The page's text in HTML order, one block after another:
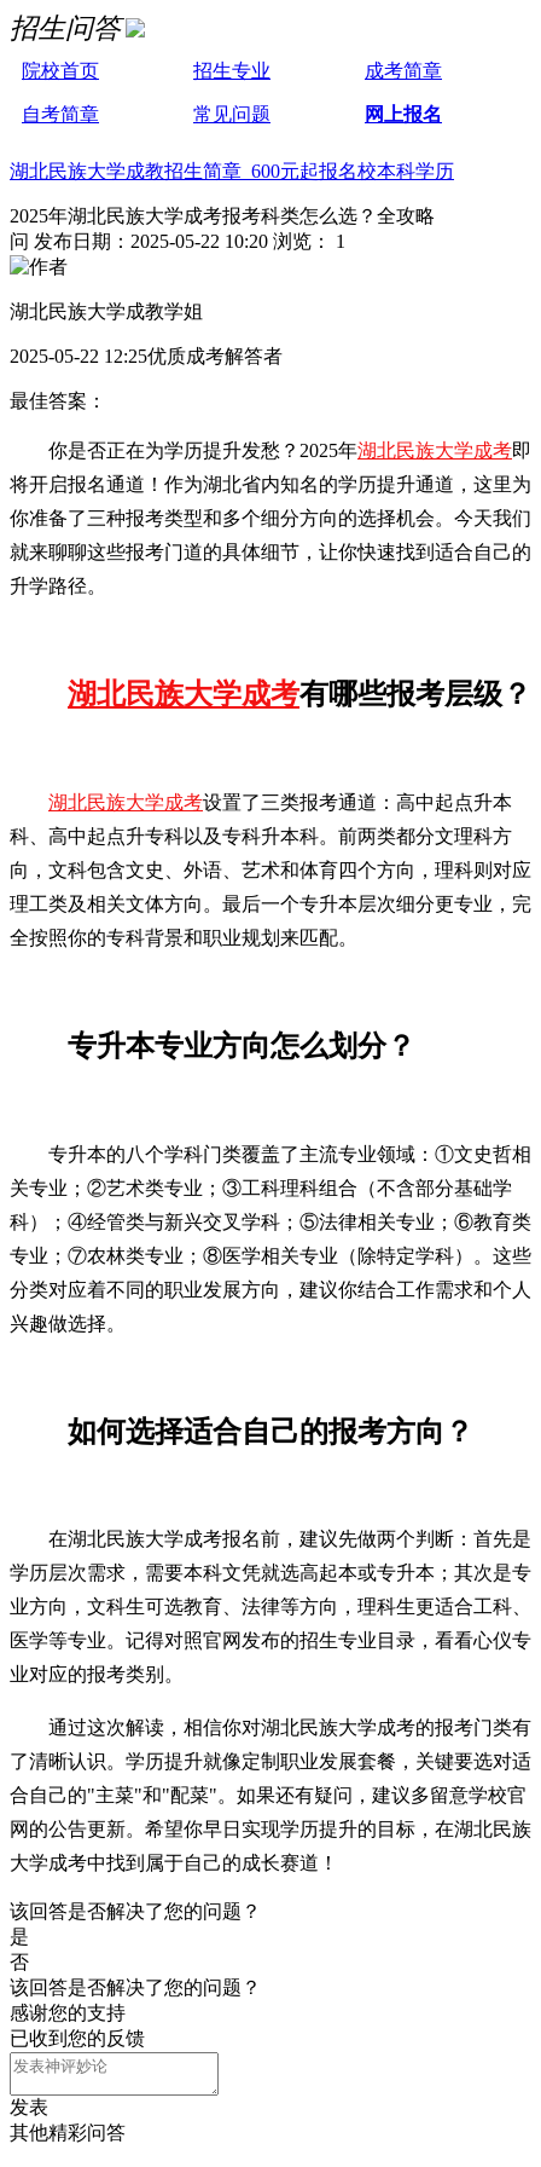
招生问答
院校首页 招生专业 成考简章
自考简章 常见问题 网上报名
湖北民族大学成教招生简章 600元起报名校本科学历
2025年湖北民族大学成考报考科类怎么选？全攻略
问 发布日期：2025-05-22 10:20 浏览： 1
湖北民族大学成教学姐
2025-05-22 12:25优质成考解答者
最佳答案：
你是否正在为学历提升发愁？2025年湖北民族大学成考即
将开启报名通道！作为湖北省内知名的学历提升通道，这里为
你准备了三种报考类型和多个细分方向的选择机会。今天我们
就来聊聊这些报考门道的具体细节，让你快速找到适合自己的
升学路径。
湖北民族大学成考有哪些报考层级？
湖北民族大学成考设置了三类报考通道：高中起点升本
科、高中起点升专科以及专科升本科。前两类都分文理科方
向，文科包含文史、外语、艺术和体育四个方向，理科则对应
理工类及相关文体方向。最后一个专升本层次细分更专业，完
全按照你的专科背景和职业规划来匹配。
专升本专业方向怎么划分？
专升本的八个学科门类覆盖了主流专业领域：①文史哲相
关专业；②艺术类专业；③工科理科组合（不含部分基础学
科）；④经管类与新兴交叉学科；⑤法律相关专业；⑥教育类
专业；⑦农林类专业；⑧医学相关专业（除特定学科）。这些
分类对应着不同的职业发展方向，建议你结合工作需求和个人
兴趣做选择。
如何选择适合自己的报考方向？
在湖北民族大学成考报名前，建议先做两个判断：首先是
学历层次需求，需要本科文凭就选高起本或专升本；其次是专
业方向，文科生可选教育、法律等方向，理科生更适合工科、
医学等专业。记得对照官网发布的招生专业目录，看看心仪专
业对应的报考类别。
通过这次解读，相信你对湖北民族大学成考的报考门类有
了清晰认识。学历提升就像定制职业发展套餐，关键要选对适
合自己的"主菜"和"配菜"。如果还有疑问，建议多留意学校官
网的公告更新。希望你早日实现学历提升的目标，在湖北民族
大学成考中找到属于自己的成长赛道！
该回答是否解决了您的问题？
是
否
该回答是否解决了您的问题？
感谢您的支持
已收到您的反馈
发表
其他精彩问答